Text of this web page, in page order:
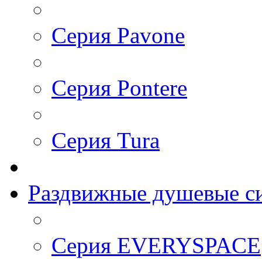
Cерия Pavone
Серия Pontere
Серия Tura
Раздвижные душевые
Серия EVERYSPACE